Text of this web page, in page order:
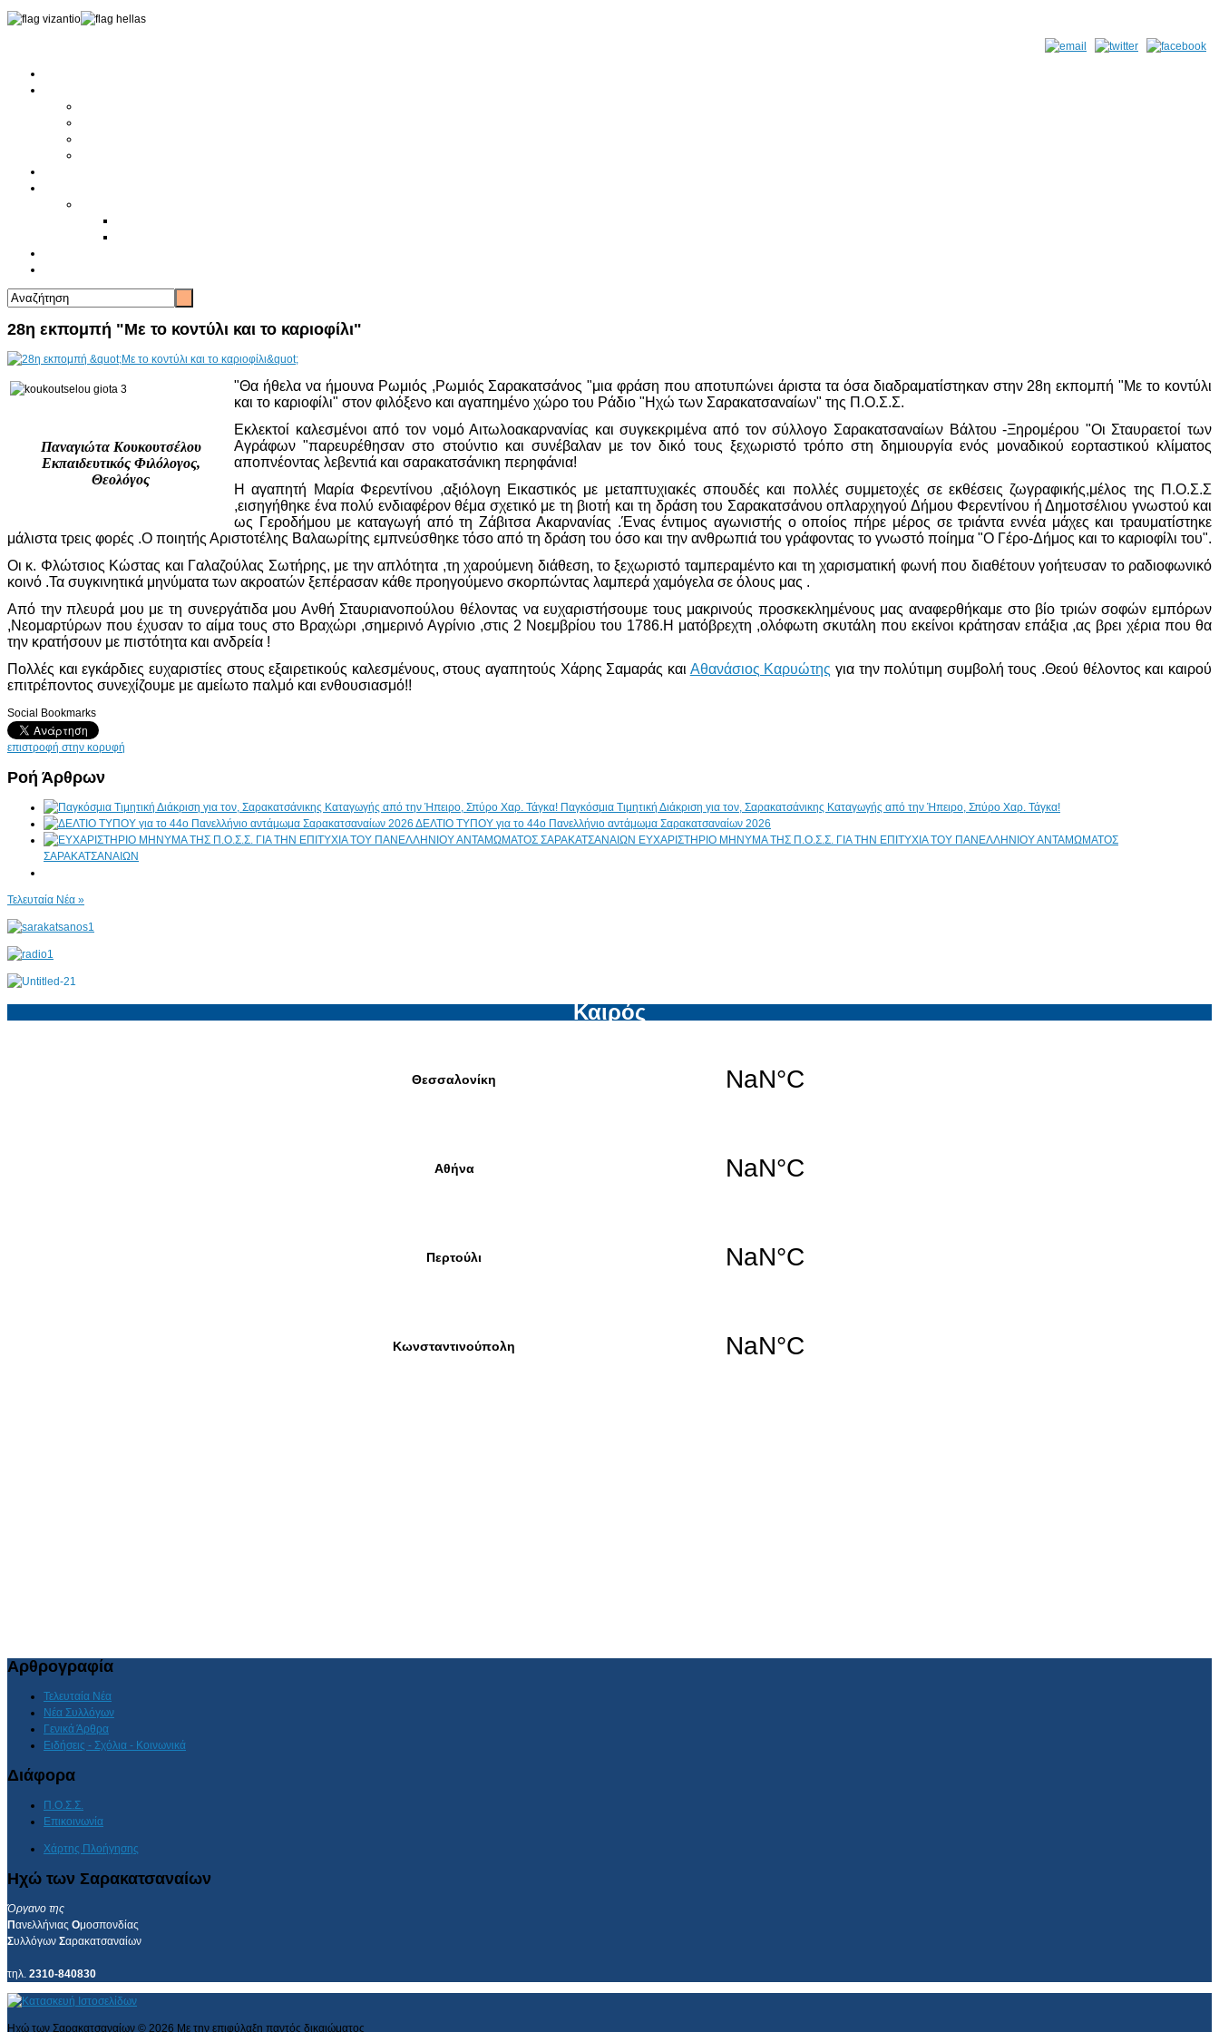
28η εκπομπή "Με το κοντύλι και το καριοφίλι"
Παναγιώτα Κουκουτσέλου
Εκπαιδευτικός Φιλόλογος,
Θεολόγος
"Θα ήθελα να ήμουνα Ρωμιός ,Ρωμιός Σαρακατσάνος "μια φράση που αποτυπώνει άριστα τα όσα διαδραματίστηκαν στην 28η εκπομπή "Με το κοντύλι
και το καριοφίλι" στον φιλόξενο και αγαπημένο χώρο του Ράδιο "Ηχώ των Σαρακατσαναίων" της Π.Ο.Σ.Σ.
Εκλεκτοί καλεσμένοι από τον νομό Αιτωλοακαρνανίας και συγκεκριμένα από τον σύλλογο Σαρακατσαναίων Βάλτου -Ξηρομέρου "Οι Σταυραετοί των
Αγράφων "παρευρέθησαν στο στούντιο και συνέβαλαν με τον δικό τους ξεχωριστό τρόπο στη δημιουργία ενός μοναδικού εορταστικού κλίματος
αποπνέοντας λεβεντιά και σαρακατσάνικη περηφάνια!
Η αγαπητή Μαρία Φερεντίνου ,αξιόλογη Εικαστικός με μεταπτυχιακές σπουδές και πολλές συμμετοχές σε εκθέσεις ζωγραφικής,μέλος της Π.Ο.Σ.Σ
,εισηγήθηκε ένα πολύ ενδιαφέρον θέμα σχετικό με τη βιοτή και τη δράση του Σαρακατσάνου οπλαρχηγού Δήμου Φερεντίνου ή Δημοτσέλιου γνωστού και
ως Γεροδήμου με καταγωγή από τη Ζάβιτσα Ακαρνανίας .Ένας έντιμος αγωνιστής ο οποίος πήρε μέρος σε τριάντα εννέα μάχες και τραυματίστηκε
μάλιστα τρεις φορές .Ο ποιητής Αριστοτέλης Βαλαωρίτης εμπνεύσθηκε τόσο από τη δράση του όσο και την ανθρωπιά του γράφοντας το γνωστό ποίημα "Ο Γέρο-Δήμος και το καριοφίλι του".
Οι κ. Φλώτσιος Κώστας και Γαλαζούλας Σωτήρης, με την απλότητα ,τη χαρούμενη διάθεση, το ξεχωριστό ταμπεραμέντο και τη χαρισματική φωνή που διαθέτουν γοήτευσαν το ραδιοφωνικό
κοινό .Τα συγκινητικά μηνύματα των ακροατών ξεπέρασαν κάθε προηγούμενο σκορπώντας λαμπερά χαμόγελα σε όλους μας .
Από την πλευρά μου με τη συνεργάτιδα μου Ανθή Σταυριανοπούλου θέλοντας να ευχαριστήσουμε τους μακρινούς προσκεκλημένους μας αναφερθήκαμε στο βίο τριών σοφών εμπόρων
,Νεομαρτύρων που έχυσαν το αίμα τους στο Βραχώρι ,σημερινό Αγρίνιο ,στις 2 Νοεμβρίου του 1786.Η ματόβρεχτη ,ολόφωτη σκυτάλη που εκείνοι κράτησαν επάξια ,ας βρει χέρια που θα
την κρατήσουν με πιστότητα και ανδρεία !
Πολλές και εγκάρδιες ευχαριστίες στους εξαιρετικούς καλεσμένους, στους αγαπητούς Χάρης Σαμαράς και Αθανάσιος Καρυώτης για την πολύτιμη συμβολή τους .Θεού θέλοντος και καιρού
επιτρέποντος συνεχίζουμε με αμείωτο παλμό και ενθουσιασμό!!
Social Bookmarks
επιστροφή στην κορυφή
Ροή Άρθρων
Παγκόσμια Τιμητική Διάκριση για τον, Σαρακατσάνικης Καταγωγής από την Ήπειρο, Σπύρο Χαρ. Τάγκα!
ΔΕΛΤΙΟ ΤΥΠΟΥ για το 44ο Πανελλήνιο αντάμωμα Σαρακατσαναίων 2026
ΕΥΧΑΡΙΣΤΗΡΙΟ ΜΗΝΥΜΑ ΤΗΣ Π.Ο.Σ.Σ. ΓΙΑ ΤΗΝ ΕΠΙΤΥΧΙΑ ΤΟΥ ΠΑΝΕΛΛΗΝΙΟΥ ΑΝΤΑΜΩΜΑΤΟΣ
ΣΑΡΑΚΑΤΣΑΝΑΙΩΝ
Τελευταία Νέα »
Καιρός
Αρθρογραφία
Τελευταία Νέα
Νέα Συλλόγων
Γενικά Άρθρα
Ειδήσεις - Σχόλια - Κοινωνικά
Διάφορα
Π.Ο.Σ.Σ.
Επικοινωνία
Χάρτης Πλοήγησης
Ηχώ των Σαρακατσαναίων
Όργανο της
Πανελλήνιας Ομοσπονδίας
Συλλόγων Σαρακατσαναίων
τηλ. 2310-840830
Ηχώ των Σαρακατσαναίων © 2026 Με την επιφύλαξη παντός δικαιώματος